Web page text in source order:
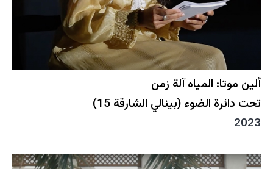
ألين موتا: المياه آلة زمن
تحت دائرة الضوء (بينالي الشارقة 15)
2023